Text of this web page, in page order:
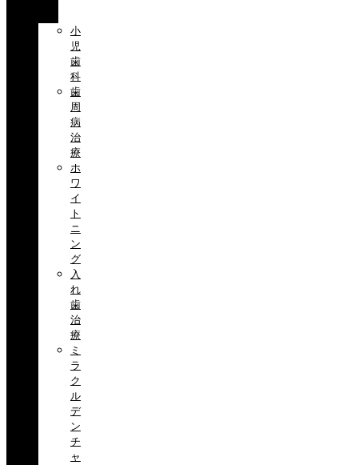
小
児
歯
科
歯
周
病
治
療
ホ
ワ
イ
ト
ニ
ン
グ
入
れ
歯
治
療
ミ
ラ
ク
ル
デ
ン
チ
ャ